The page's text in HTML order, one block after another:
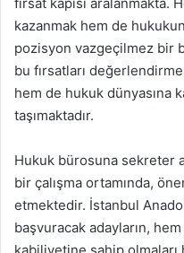
kazanmak hem de
pozisyon vazgeçilmez bir
bu fırsatları
hem de hukuk dünyasına
taşımaktadır.
Hukuk bürosuna sekreter
bir çalışma ortamında,
etmektedir. İstanbul
başvuracak adayların,